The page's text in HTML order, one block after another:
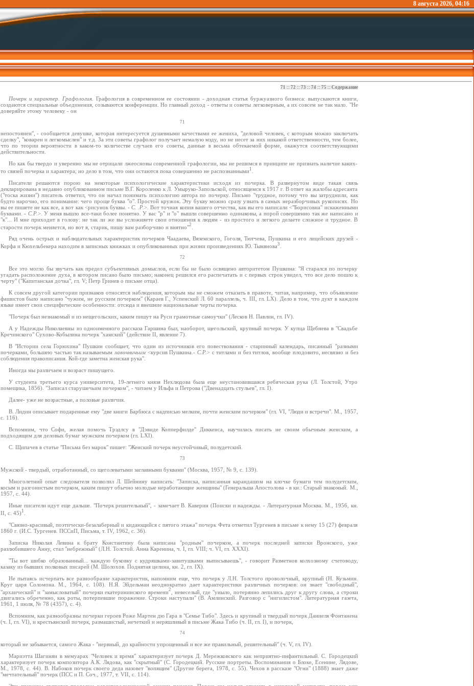
8 августа 2026, 04:16
71 :: 72 :: 73 :: 74:: 75 :: Содержание
Почерк и характер. Графология.
Графология в современном ее состоянии - доходная статья буржуазного бизнеса: выпускаются книги,
создаются специальные объединения, созываются конференции. Но главный доход - ответы и советы легковерным, а их совсем не так мало. "Не
доверяйте этому человеку - он
71
непостоянен", - сообщается девушке, которая интересуется душевными качествами ее жениха, "деловой человек, с которым можно заключать
сделку", "коварен и легкомыслен" и т.д. За эти советы графолог получает немалую мзду, но не несет за них никакой ответственности, тем более,
что по теории вероятности в каком-то количестве случаев его советы, данные в весьма обтекаемой форме, окажутся соответствующими
действительности.
Но как бы твердо и уверенно мы не отрицали лжеосновы современной графологии, мы не решимся в принципе не признать наличие каких-
то связей почерка и характера; но дело в том, что они остаются пока совершенно не распознанными1
Писатели решаются порою на некоторые психологические характеристики исходя из почерка. В развернутом виде такая связь
декларирована в недавно опубликованном письме В.Г. Короленко к Л. Умыруко-Запольской, относящемся к 1917 г. В ответ на жалобы адресанта
("тоска жизни") писатель ответил, что он начал понимать психологию автора по почерку. Письмо "трудное, потому что вы затруднили, как
будто нарочно, его понимание: чего проще буква "о". Простой кружок. Эту букву можно сразу узнать в самых неразборчивых рукописях. Но
вы ее пишете не как все, а вот как <рисунок буквы. - С. .Р.>. Вот точная копия вашего отчества, как вы его написали <"Борисовна" искаженными
буквами. - С.Р.>. У меня вышло все-таки более понятно. У вас "р" и "о" вышли совершенно одинаковы, а порой совершенно так же написано и
"к"... И мне приходит в голову: не так ли же вы усложняете свои отношения к людям - из простого и легкого делаете сложное и трудное. В
старости почерк меняется, но вот я, старик, пишу вам разборчиво и внятно"2
Ряд очень острых и наблюдательных характеристик почерков Чаадаева, Вяземского, Гоголя, Тютчева, Пушкина и его лицейских друзей -
Корфа и Кюхельбекера находим в записных книжках и опубликованных при жизни произведениях Ю. Тынянова3
72
Все это могло бы звучать как предел субъективных домыслов, если бы не было освящено авторитетом Пушкина: "Я старался по почерку
угадать расположение духа, в котором писано было письмо; наконец решился его распечатать и с первых строк увидел, что все дело пошло к
черту" ("Капитанская дочка", гл. V; Петр Гринев о письме отца).
К совсем другой категории признаков относятся наблюдения, которым мы не сможем отказать в правоте, читая, например, что объявление
фашистов было написано "чужим, не русским почерком" (Караев Г., Успенский Л. 60 параллель, ч. III, гл. LX). Дело в том, что дукт в каждом
языке имеет свои специфические особенности: отсюда и внешние национальные черты почерка.
"Почерк был незнакомый и из нещегольских, каким пишут на Руси грамотные самоучки" (Лесков Н. Павлин, гл. IV).
А у Надежды Николаевны из одноименного рассказа Гаршина был, наоборот, щегольский, крупный почерк. У купца Щебнева в "Свадьбе
Кречинского" Сухово-Кобылина почерк "хамский" (действие II, явление 7).
В "Истории села Горюхина" Пушкин сообщает, что один из источников его повествования - старинный календарь, писанный "разными
почерками, большею частью так называемым лавочничьим<курсив Пушкина.- С.Р.> с титлами и без титлов, вообще плодовито, несвязно и без
соблюдения правописания. Кой-где заметна женская рука".
Иногда мы различаем и возраст пишущего.
У студента третьего курса университета, 19-летнего князя Нехлюдова была еще неустановившаяся ребяческая рука (Л. Толстой, Утро
помещика, 1856). "Записал старушечьим почерком", - читаем у Ильфа и Петрова ("Двенадцать стульев", гл. I).
Далее- уже не возрастные, а половые различия.
B. Лидин описывает подаренные ему "две книги Барбюса с надписью мелким, почти женским почерком" (гл. VI, "Люди и встречи". М., 1957,
с. 116).
Вспомним, что Софи, желая помочь Трэдлсу в "Дэвиде Копперфилде" Диккенса, научилась писать не своим обычным женским, а
подходящим для деловых бумаг мужским почерком (гл. LXI).
C. Щипачев в статье "Письма без марок" пишет: "Женский почерк неустойчивый, полудетский.
73
Мужской - твердый, отработанный, со щеголеватыми заглавными буквами" (Москва, 1957, № 9, с. 139).
Многолетний опыт следователя позволил Л. Шейнину написать: "Записка, написанная карандашом на клочке бумаги тем полудетским,
косым и разгонистым почерком, каким пишут обычно молодые неработающие женщины" (Генеральша Апостолова - в кн.: Старый знакомый. М.,
1957, с. 44).
Иные писатели идут еще дальше. "Почерк решительный", - замечает В. Каверин (Поиски и надежды. - Литературная Москва. М., 1956, кн.
II, с. 45) 1
"Связно-красивый, поэтически-безалаберный и кидающийся с пятого этажа" почерк Фета отметил Тургенев в письме к нему 15 (27) февраля
1860 г. (И.С. Тургенев. ПССиП, Письма, т. IV, 1962, с. 36).
Записка Николая Левина к брату Константину была написана "родным" почерком, а почерк последней записки Вронского, уже
разлюбившего Анну, стал "небрежный" (Л.Н. Толстой. Анна Каренина, ч. I, гл. VIII; ч. VI, гл. XXXI).
"Ты вот шибко образованный... каждую буковку с кудряшками-завитушками выписываешь", - говорит Разметнов колхозному счетоводу,
казаку из бывших полковых писарей (М. Шолохов. Поднятая целина, кн. 2, гл. IX).
Не пытаясь исчерпать все разнообразие характеристик, напомним еще, что почерк у Л.Н. Толстого проволочный, крупный (Н. Кузьмин.
Круг царя Соломона. М., 1964, с. 108). Н.Я. Эйдельман неоднократно дает характеристики различных почерков: он знает "свободный",
"архаический" и "замысловатый" почерки екатерининского времени2
, невеселый, где "уныло, потерянно лепились друг к другу слова, а строки
двигались обреченно, как роты, потерпевшие поражение. Строки наступали" (В. Амлинский. Разговор с "нигилистом". Литературная газета,
1961, 1 июля, № 78 (4357), с. 4).
Вспомним, как разнообразны почерки героев Роже Мартен дю Гара в "Семье Тибо". Здесь и крупный и твердый почерк Даниеля Фонтанена
(ч. I, гл. VI), и крестьянский почерк, размашистый, нечеткий и неряшливый в письме Жака Тибо (ч. II, гл. I), и почерк,
74
который не забывается, самого Жака - "нервный, до крайности упрощенный и все же правильный, решительный" (ч. V, гл. IV).
Мариэтта Шагинян в мемуарах "Человек и время" характеризует почерк Д. Мережковского как неприятно-инфантильный. С. Городецкий
характеризует почерк композитора А.К. Лядова, как "скрытный" (С. Городецкий. Русские портреты. Воспоминания о Блоке, Есенине, Лядове,
М., 1978, с. 44). В. Набоков почерк своего деда назовет "вопящим" (Другие берега, 1978, с. 55). Чехов в рассказе "Огни" (1888) знает даже
"мечтательный" почерк (ПСС и П. Соч., 1977, т. VII, с. 114).